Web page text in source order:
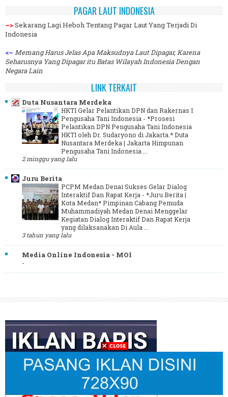
PAGAR LAUT INDONESIA
~>Sekarang Lagi Heboh Tentang Pagar Laut Yang Terjadi Di
Indonesia
<~ Memang Harus Jelas Apa Maksudnya Laut Dipagar, Karena
Seharusnya Yang Dipagar itu Batas Wilayah Indonesia Dengan
Negara Lain
LINK TERKAIT
Duta Nusantara Merdeka
HKTI Gelar Pelantikan DPN dan Rakernas I
Pengusaha Tani Indonesia - *Prosesi
Pelantikan DPN Pengusaha Tani Indonesia
HKTI oleh Dr. Sudaryono di Jakarta.* Duta
Nusantara Merdeka | Jakarta Himpunan
Pengusaha Tani Indonesia ...
2 minggu yang lalu
Juru Berita
PCPM Medan Denai Sukses Gelar Dialog
Interaktif Dan Rapat Kerja - *Juru Berita |
Kota Medan* Pimpinan Cabang Pemuda
Muhammadiyah Medan Denai Menggelar
Kegiatan Dialog Interaktif Dan Rapat Kerja
yang dilaksanakan Di Aula ...
3 tahun yang lalu
Media Online Indonesia - MOI
-